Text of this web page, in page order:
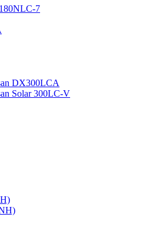
7
DX300LCA
Solar 300LC-V